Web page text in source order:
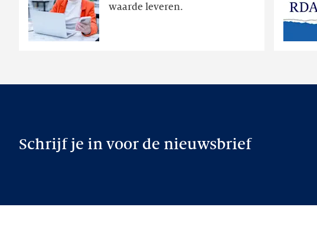
waarde leveren.
later
publieke
RDAP
Schrijf je in voor de nieuwsbrief